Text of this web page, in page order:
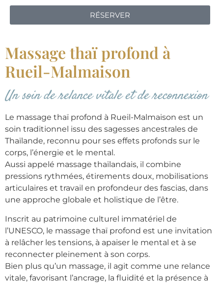
RÉSERVER
Massage thaï profond à
Rueil-Malmaison
Un soin de relance vitale et de reconnexion
Le massage thaï profond à Rueil-Malmaison est un
soin traditionnel issu des sagesses ancestrales de
Thaïlande, reconnu pour ses effets profonds sur le
corps, l’énergie et le mental.
Aussi appelé massage thaïlandais, il combine
pressions rythmées, étirements doux, mobilisations
articulaires et travail en profondeur des fascias, dans
une approche globale et holistique de l’être.
Inscrit au patrimoine culturel immatériel de
l’UNESCO, le massage thaï profond est une invitation
à relâcher les tensions, à apaiser le mental et à se
reconnecter pleinement à son corps.
Bien plus qu’un massage, il agit comme une relance
vitale, favorisant l’ancrage, la fluidité et la présence à